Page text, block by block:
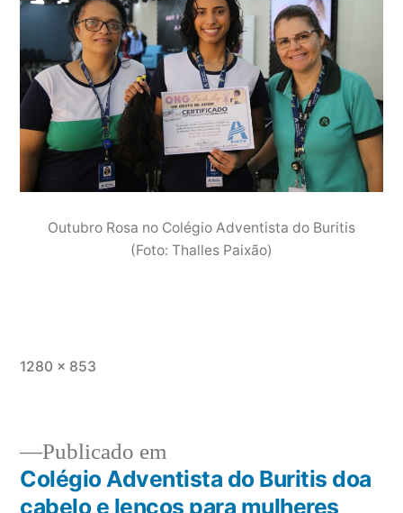
Outubro Rosa no Colégio Adventista do Buritis
(Foto: Thalles Paixão)
1280 × 853
Publicado em
Colégio Adventista do Buritis doa
cabelo e lenços para mulheres